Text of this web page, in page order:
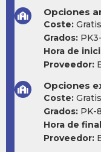
Opciones
Coste: Gratis
Grados:
Hora de
Proveedor:
Opciones
Coste: Gratis
Grados: PK-8
Hora de
Proveedor: